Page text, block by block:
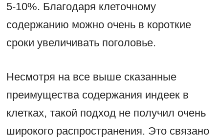
5-10%. Благодаря клеточному
содержанию можно очень в короткие
сроки увеличивать поголовье.
Несмотря на все выше сказанные
преимущества содержания индеек в
клетках, такой подход не получил очень
широкого распространения. Это связано